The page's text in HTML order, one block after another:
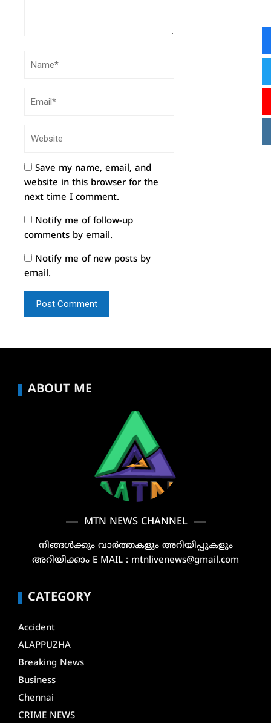
Save my name, email, and
website in this browser for the
next time I comment.
Notify me of follow-up
comments by email.
Notify me of new posts by
email.
ABOUT ME
MTN NEWS CHANNEL
നിങ്ങൾക്കും വാർത്തകളും അറിയിപ്പുകളും
അറിയിക്കാം E MAIL : mtnlivenews@gmail.com
CATEGORY
Accident
ALAPPUZHA
Breaking News
Business
Chennai
CRIME NEWS